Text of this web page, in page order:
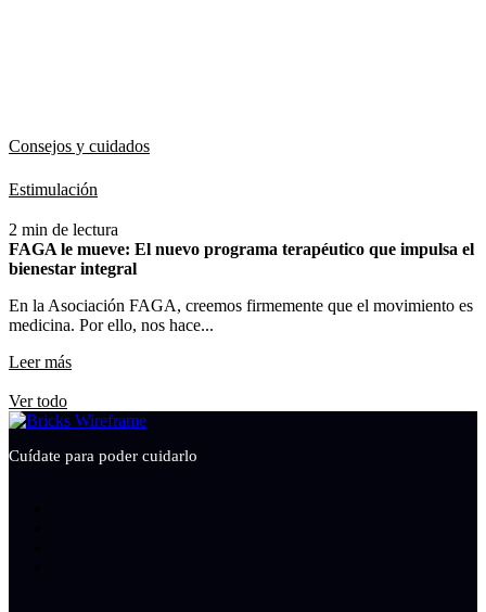
Consejos y cuidados
Estimulación
2 min de lectura
FAGA le mueve: El nuevo programa terapéutico que impulsa el
bienestar integral
En la Asociación FAGA, creemos firmemente que el movimiento es
medicina. Por ello, nos hace...
Leer más
Ver todo
Cuídate para poder cuidarlo